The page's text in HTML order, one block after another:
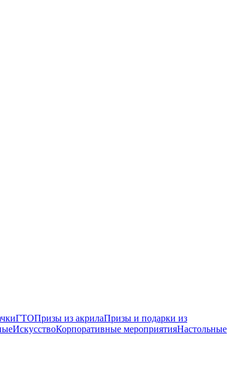
ГТОПризы из акрилаПризы и подарки из
ИскусствоКорпоративные мероприятияНастольные